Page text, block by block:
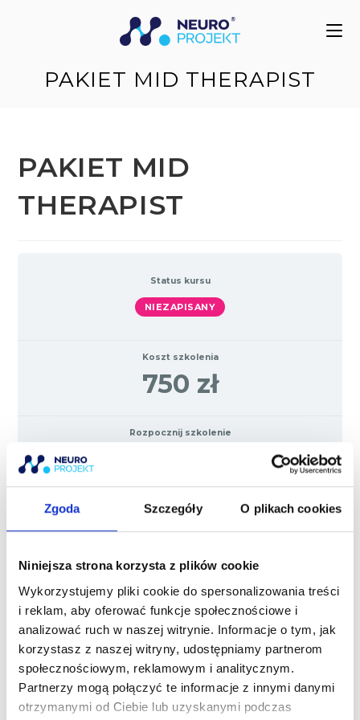
Zgoda Szczegóły O plikach cookies
Niniejsza strona korzysta z plików cookie
Wykorzystujemy pliki cookie do spersonalizowania treści
i reklam, aby oferować funkcje społecznościowe i
analizować ruch w naszej witrynie. Informacje o tym, jak
korzystasz z naszej witryny, udostępniamy partnerom
społecznościowym, reklamowym i analitycznym.
Partnerzy mogą połączyć te informacje z innymi danymi
otrzymanymi od Ciebie lub uzyskanymi podczas
PAKIET MID THERAPIST
PAKIET MID
THERAPIST
Status kursu
NIEZAPISANY
Koszt szkolenia
750 zł
Rozpocznij szkolenie
Neuro Klub Szkolenia
NEURO-KOLANO
POSTĘP SZKOLENIA
0% UKOŃCZONYCH LEKCJI 0/0 Lekcji
TESTY NERWOWO-MIĘŚNIOWE:
DIAGNOSTYKA CAŁEGO CIAŁA